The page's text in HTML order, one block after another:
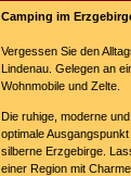
Camping im
Vergessen Sie den
Lindenau. Gelegen an
Wohnmobile und Zelte.
Die ruhige, moderne
optimale
silberne Erzgebirge.
einer Region mit Charme.